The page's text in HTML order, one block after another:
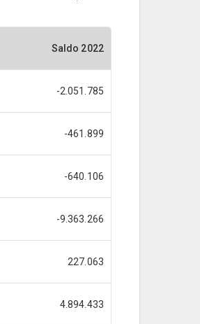
Saldo 2022
-2.051.785
-461.899
-640.106
-9.363.266
227.063
4.894.433